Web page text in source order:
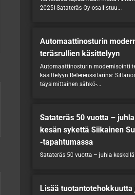
2025! Satateräs Oy osallistuu...
Automaattinosturin
teräsrullien käsittelyyn
Automaattinosturin modernisointi
käsittelyyn Referenssitarina:
täysimittainen sähkö-...
Satateräs 50 vuotta –
kesän sykettä Siikainen
-tapahtumassa
Satateräs 50 vuotta – juhla
Lisää tuotantotehokkuutta